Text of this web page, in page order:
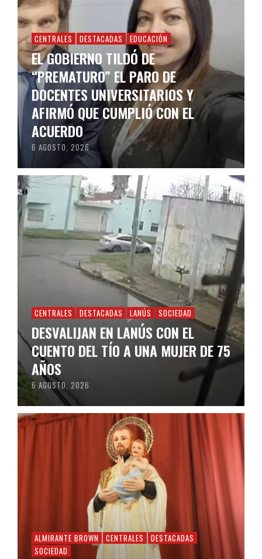
CENTRALES DESTACADAS EDUCACIÓN
EL GOBIERNO TILDÓ DE
“PREMATURO” EL PARO DE
DOCENTES UNIVERSITARIOS Y
AFIRMÓ QUE CUMPLIÓ CON EL
ACUERDO
6 AGOSTO, 2026
CENTRALES DESTACADAS LANÚS SOCIEDAD
DESVALIJAN EN LANÚS CON EL
CUENTO DEL TÍO A UNA MUJER DE 75
AÑOS
6 AGOSTO, 2026
ALMIRANTE BROWN CENTRALES
DESTACADAS
SOCIEDAD